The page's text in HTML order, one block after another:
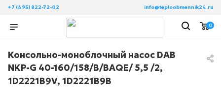
+7 (495) 822-72-02 info@teploobmennik24.ru
0
Консольно-моноблочный насос DAB
NKP-G 40-160/158/B/BAQE/ 5,5 /2,
1D2221B9V, 1D2221B9B